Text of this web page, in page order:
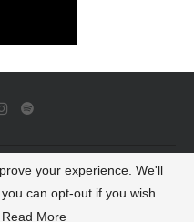
Rights Reserved
TOP
your experience. We'll
can opt-out if you wish.
Read More